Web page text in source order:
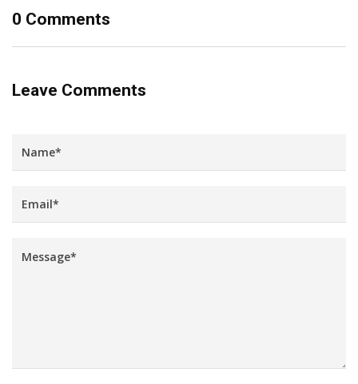
0 Comments
Leave Comments